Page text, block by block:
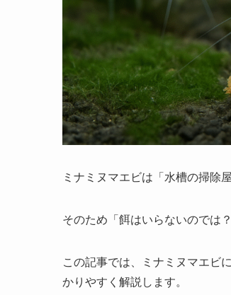
ミナミヌマエビは「水槽の掃除
そのため「餌はいらないのでは
この記事では、ミナミヌマエビ
かりやすく解説します。